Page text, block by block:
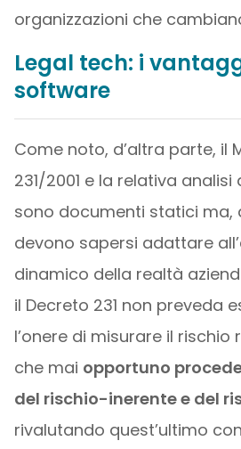
organizzazioni che
Legal tech: i
software
Come noto, d’altra parte, il
231/2001 e la relativa analisi
sono documenti statici ma,
devono sapersi adattare
dinamico della realtà
il Decreto 231 non preveda
l’onere di misurare il rischio
che mai opportuno
del rischio-inerente e del
rivalutando quest’ultimo